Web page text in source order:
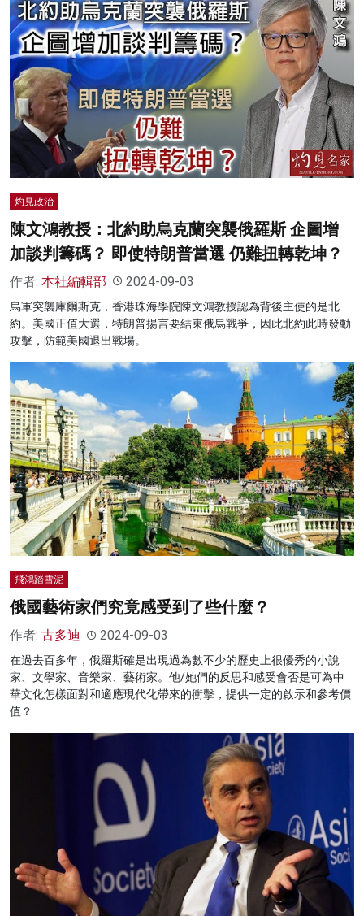
灼見政治
陳文鴻教授：北約助烏克蘭突襲俄羅斯 企圖增
加談判籌碼？ 即使特朗普當選 仍難扭轉乾坤？
作者: 本社編輯部 2024-09-03
烏軍突襲庫爾斯克，香港珠海學院陳文鴻教授認為背後主使的是北
約。美國正值大選，特朗普揚言要結束俄烏戰爭，因此北約此時發動
攻擊，防範美國退出戰場。
飛鴻踏雪泥
俄國藝術家們究竟感受到了些什麼？
作者: 古多迪 2024-09-03
在過去百多年，俄羅斯確是出現過為數不少的歷史上很優秀的小說
家、文學家、音樂家、藝術家。他/她們的反思和感受會否是可為中
華文化怎樣面對和適應現代化帶來的衝擊，提供一定的啟示和參考價
值？